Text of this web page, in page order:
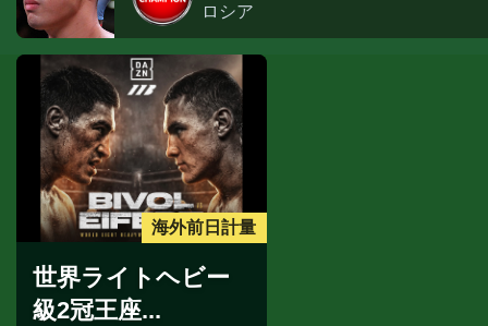
ロシア
海外前日計量
世界ライトヘビー
級2冠王座...